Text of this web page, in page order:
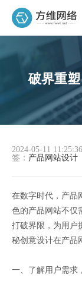
破界重
2024-05-11 11:25:36
签： 产品网站设计
在数字时代，产品
色的产品网站不仅
打破界限，为用户
秘创意设计在产品
一、了解用户需求